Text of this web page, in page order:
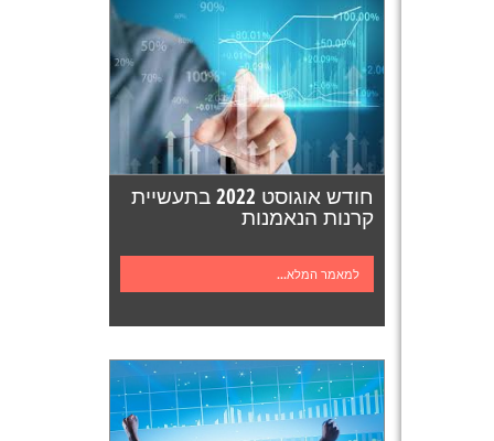
חודש אוגוסט 2022 בתעשיית
קרנות הנאמנות
למאמר המלא...